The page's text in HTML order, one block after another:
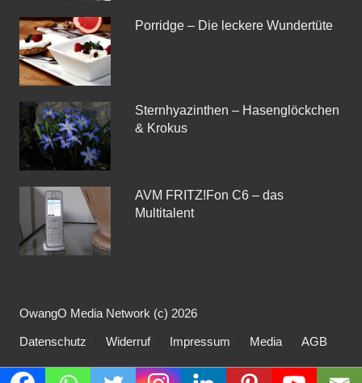
Porridge – Die leckere Wundertüte
Sternhyazinthen – Hasenglöckchen
& Krokus
AVM FRITZ!Fon C6 – das
Multitalent
OwangO Media Network (c) 2026
Datenschutz Widerruf Impressum Media AGB